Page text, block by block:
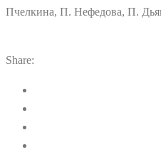
Пчелкина, П. Нефедова, П.
Share: